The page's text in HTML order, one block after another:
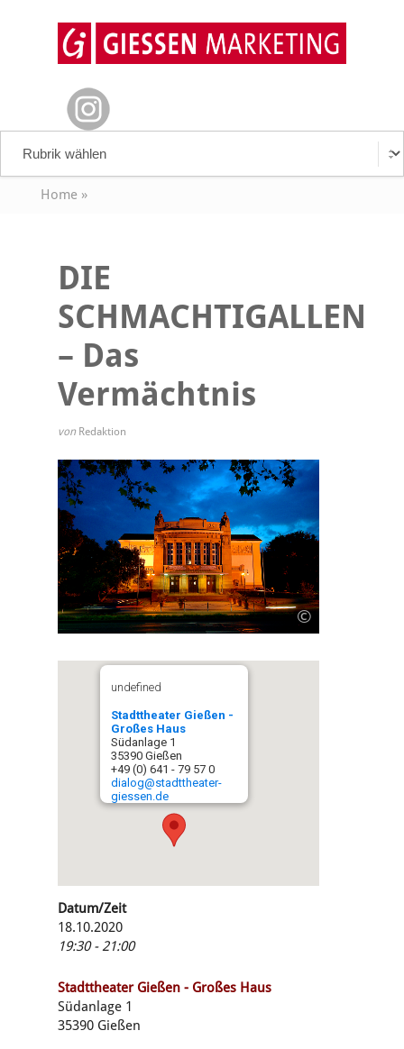
Home»
DIE
SCHMACHTIGALLEN
– Das
Vermächtnis
von Redaktion
©
undefined
Stadttheater Gießen -
Großes Haus
Südanlage 1
35390 Gießen
+49 (0) 641 - 79 57 0
dialog@stadttheater-
giessen.de
Datum/Zeit
18.10.2020
19:30 - 21:00
Stadttheater Gießen - Großes Haus
Südanlage 1
35390 Gießen